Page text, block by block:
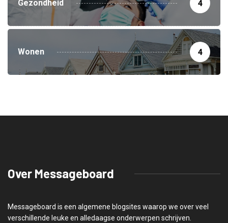
Gezondheid 4
Wonen 4
Over Messageboard
Messageboard is een algemene blogsites waarop we over veel
verschillende leuke en alledaagse onderwerpen schrijven.